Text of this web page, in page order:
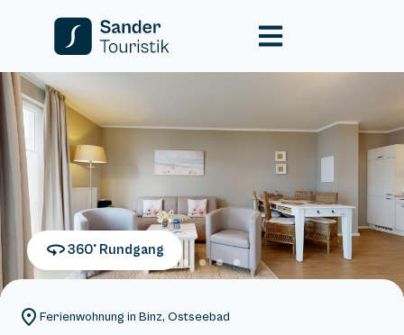
360° Rundgang
Ferienwohnung in Binz, Ostseebad